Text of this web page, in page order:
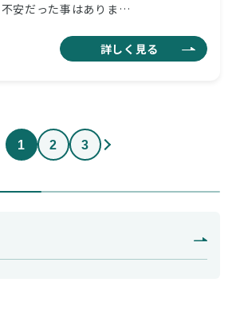
安だった事はありま…
詳しく見る
1 2 3